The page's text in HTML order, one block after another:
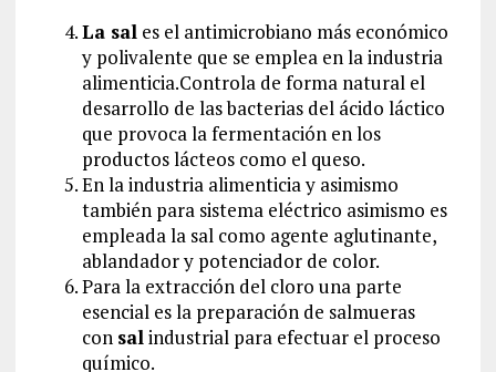
La sales el antimicrobiano más económico
y polivalente que se emplea en la industria
alimenticia.Controla de forma natural el
desarrollo de las bacterias del ácido láctico
que provoca la fermentación en los
productos lácteos como el queso.
En la industria alimenticia y asimismo
también para sistema eléctrico asimismo es
empleada la sal como agente aglutinante,
ablandador y potenciador de color.
Para la extracción del cloro una parte
esencial es la preparación de salmueras
con salindustrial para efectuar el proceso
químico.